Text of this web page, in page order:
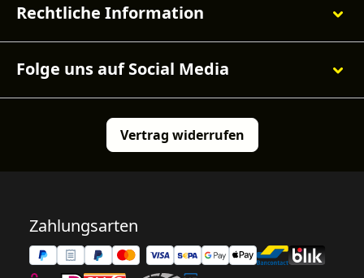
Rechtliche Information
Folge uns auf Social Media
Vertrag widerrufen
Zahlungsarten